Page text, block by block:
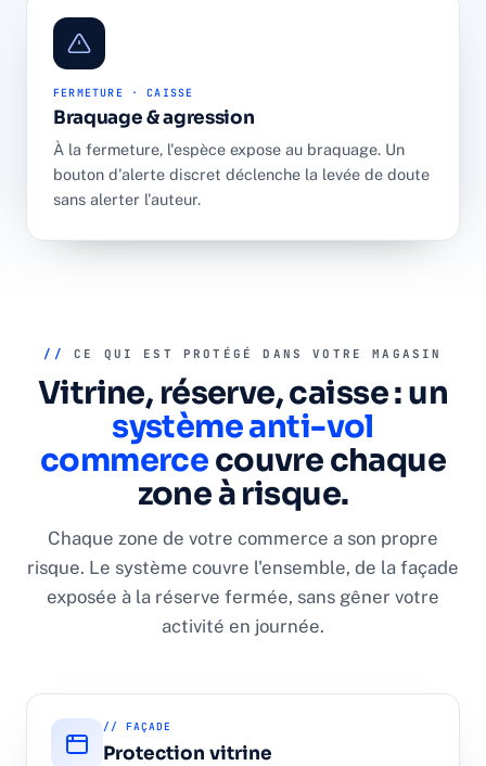
FERMETURE · CAISSE
Braquage & agression
À la fermeture, l'espèce expose au braquage. Un
bouton d'alerte discret déclenche la levée de doute
sans alerter l'auteur.
// CE QUI EST PROTÉGÉ DANS VOTRE MAGASIN
Vitrine, réserve, caisse : un
système anti-vol
commercecouvre chaque
zone à risque.
Chaque zone de votre commerce a son propre
risque. Le système couvre l'ensemble, de la façade
exposée à la réserve fermée, sans gêner votre
activité en journée.
// FAÇADE
Protection vitrine